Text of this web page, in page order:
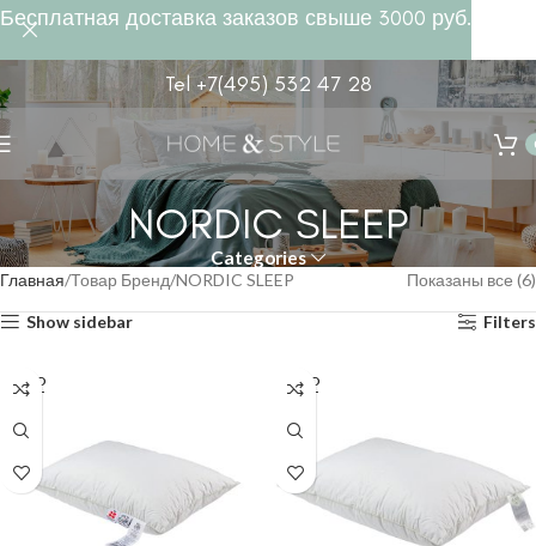
Tel +7(495) 532 47 28
NORDIC SLEEP
Categories
Главная Товар Бренд NORDIC SLEEP Показаны все (6)
Show sidebar Filters
SOLD
OUT
SOLD
OUT
Бесплатная доставка заказов свыше 3000 руб.